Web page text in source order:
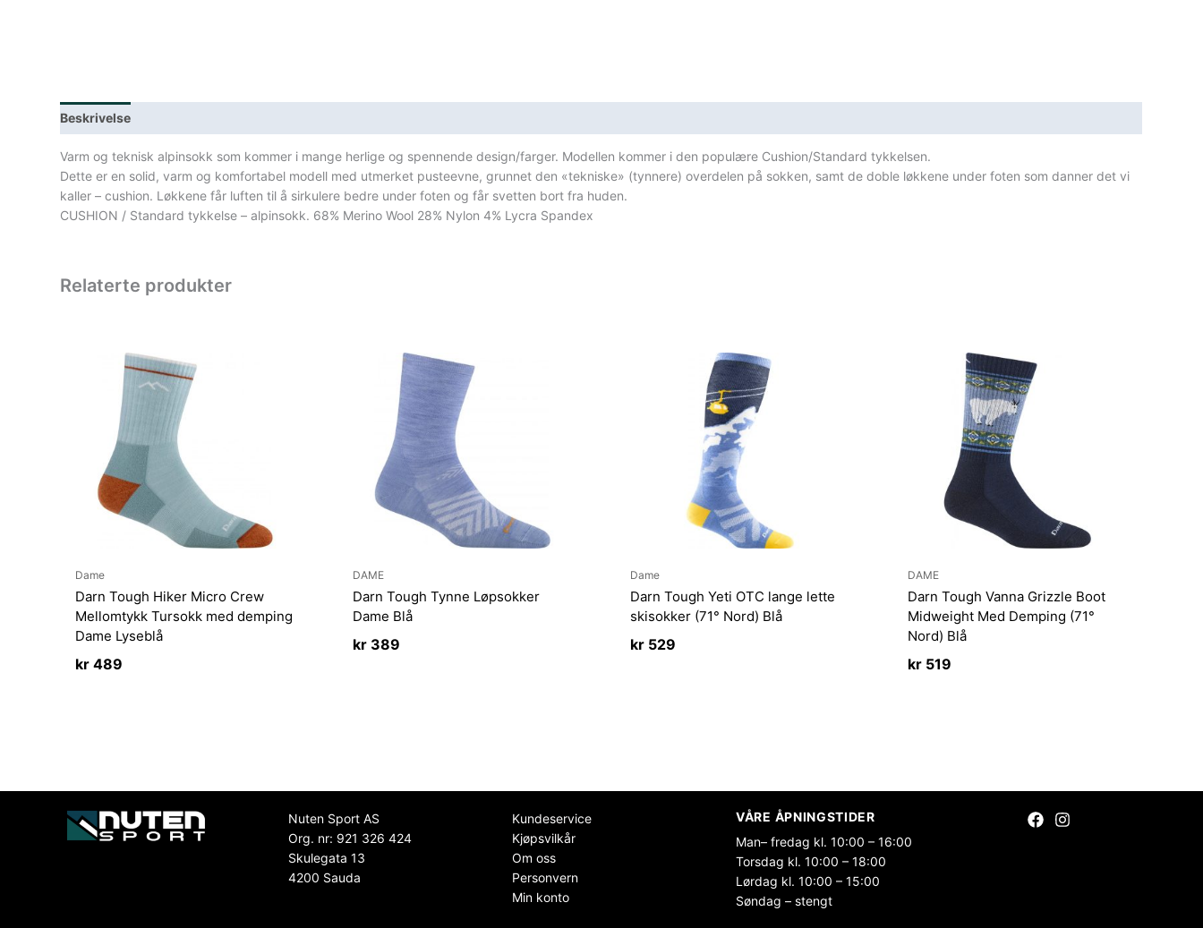
Beskrivelse
Varm og teknisk alpinsokk som kommer i mange herlige og spennende design/farger. Modellen kommer i den populære Cushion/Standard tykkelsen.
Dette er en solid, varm og komfortabel modell med utmerket pusteevne, grunnet den «tekniske» (tynnere) overdelen på sokken, samt de doble løkkene under foten som danner det vi
kaller – cushion. Løkkene får luften til å sirkulere bedre under foten og får svetten bort fra huden.
CUSHION / Standard tykkelse – alpinsokk. 68% Merino Wool 28% Nylon 4% Lycra Spandex
Relaterte produkter
Dame
Darn Tough Hiker Micro Crew
Mellomtykk Tursokk med demping
Dame Lyseblå
kr 489
DAME
Darn Tough Tynne Løpsokker
Dame Blå
kr389
Dame
Darn Tough Yeti OTC lange lette
skisokker (71° Nord) Blå
kr529
DAME
Darn Tough Vanna Grizzle Boot
Midweight Med Demping (71°
Nord) Blå
kr519
Nuten Sport AS
Org. nr: 921 326 424
Skulegata 13
4200 Sauda
Kundeservice
Kjøpsvilkår
Om oss
Personvern
Min konto
VÅRE ÅPNINGSTIDER
Man– fredag kl. 10:00 – 16:00
Torsdag kl. 10:00 – 18:00
Lørdag kl. 10:00 – 15:00
Søndag – stengt